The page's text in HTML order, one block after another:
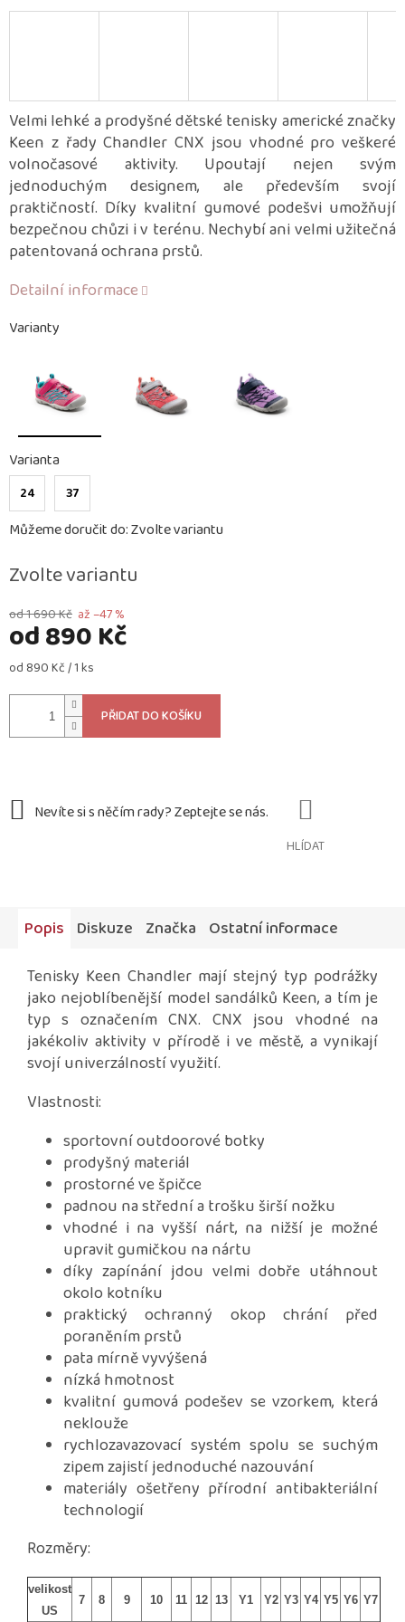
od 1 690 Kč až –47 %
od890 Kč
Měrná
od 890 Kč / 1 ks
Zvolte variantu
Varianty
Varianta
24 37
Můžeme doručit do:Zvolte variantu
PŘIDAT DO KOŠÍKU
Velmi lehké a prodyšné dětské tenisky americké značky
Keen z řady Chandler CNX jsou vhodné pro veškeré
volnočasové aktivity. Upoutají nejen svým
jednoduchým designem, ale především svojí
praktičností. Díky kvalitní gumové podešvi umožňují
bezpečnou chůzi i v terénu. Nechybí ani velmi užitečná
patentovaná ochrana prstů.
Detailní informace
HLÍDAT
Popis Diskuze Značka Ostatní informace
Tenisky Keen Chandler mají stejný typ podrážky
jako nejoblíbenější model sandálků Keen, a tím je
typ s označením CNX. CNX jsou vhodné na
jakékoliv aktivity v přírodě i ve městě, a vynikají
svojí univerzálností využití.
Vlastnosti:
sportovní outdoorové botky
prodyšný materiál
prostorné ve špičce
padnou na střední a trošku širší nožku
vhodné i na vyšší nárt, na nižší je možné
upravit gumičkou na nártu
díky zapínání jdou velmi dobře utáhnout
okolo kotníku
praktický ochranný okop chrání před
poraněním prstů
pata mírně vyvýšená
nízká hmotnost
kvalitní gumová podešev se vzorkem, která
neklouže
rychlozavazovací systém spolu se suchým
zipem zajistí jednoduché nazouvání
materiály ošetřeny přírodní antibakteriální
technologií
Rozměry:
velikost
US
7 8 9 10 11 12 13 Y1 Y2 Y3 Y4 Y5 Y6 Y7